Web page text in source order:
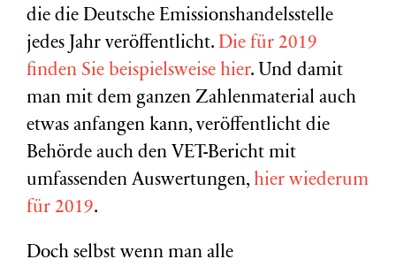
die die Deutsche Emissionshandelsstelle
jedes Jahr veröffentlicht. Die für 2019
finden Sie beispielsweise hier. Und damit
man mit dem ganzen Zahlenmaterial auch
etwas anfangen kann, veröffentlicht die
Behörde auch den VET-Bericht mit
umfassenden Auswertungen, hier wiederum
für 2019.
Doch selbst wenn man alle